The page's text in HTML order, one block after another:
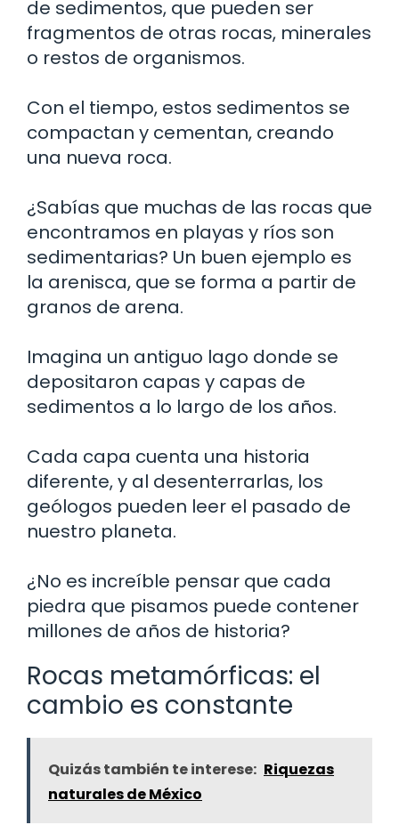
de sedimentos, que pueden ser
fragmentos de otras rocas, minerales
o restos de organismos.
Con el tiempo, estos sedimentos se
compactan y cementan, creando
una nueva roca.
¿Sabías que muchas de las rocas que
encontramos en playas y ríos son
sedimentarias? Un buen ejemplo es
la arenisca, que se forma a partir de
granos de arena.
Imagina un antiguo lago donde se
depositaron capas y capas de
sedimentos a lo largo de los años.
Cada capa cuenta una historia
diferente, y al desenterrarlas, los
geólogos pueden leer el pasado de
nuestro planeta.
¿No es increíble pensar que cada
piedra que pisamos puede contener
millones de años de historia?
Rocas metamórficas: el
cambio es constante
Quizás también te interese: Riquezas
naturales de México